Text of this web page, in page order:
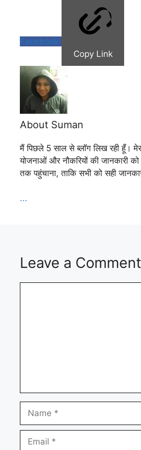
Facebook
Copy Link
About Suman
मैं पिछले 5 साल से ब्लॉग लिख रही हूँ।
योजनाओं और नौकरियों की जानकारी को
तक पहुंचाना, ताकि सभी को सही
...
Leave a Comment
Name
Email